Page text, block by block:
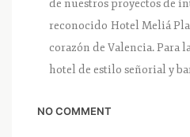
de nuestros proyectos de
reconocido Hotel Meliá
corazón de Valencia. Para
hotel de estilo señorial y
NO COMMENT